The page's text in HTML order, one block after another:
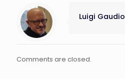
Luigi Gaudio
Comments are closed.